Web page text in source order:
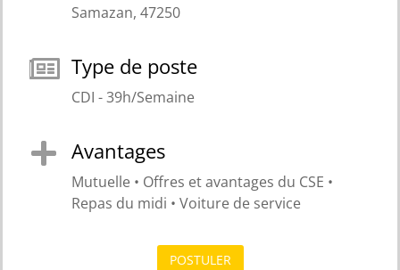
Samazan, 47250
Type de poste
CDI - 39h/Semaine
Avantages
Mutuelle • Offres et avantages du CSE •
Repas du midi • Voiture de service
POSTULER